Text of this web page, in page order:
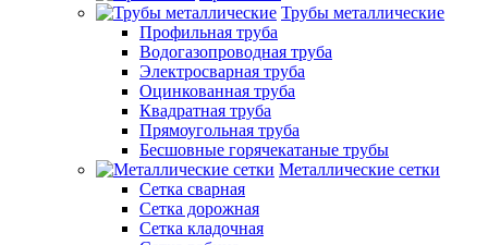
Трубы металлические
Профильная труба
Водогазопроводная труба
Электросварная труба
Оцинкованная труба
Квадратная труба
Прямоугольная труба
Бесшовные горячекатаные трубы
Металлические сетки
Сетка сварная
Сетка дорожная
Сетка кладочная